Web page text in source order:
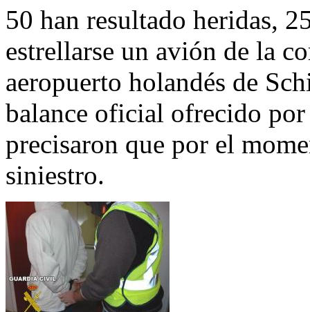
50 han resultado heridas,
estrellarse un avión de la
aeropuerto holandés de
balance oficial ofrecido por
precisaron que por el
siniestro.